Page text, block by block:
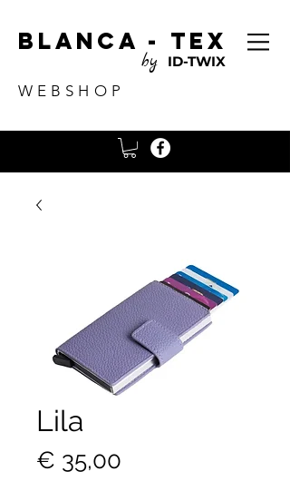
Blanca - tex
by ID-TWIX
WEBSHOP
Lila
€ 35,00